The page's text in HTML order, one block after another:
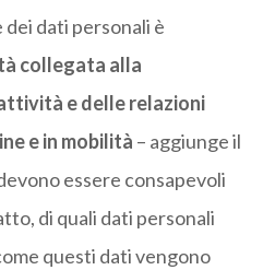
dei dati personali è
collegata alla
e delle relazioni
e in mobilità – aggiunge il
essere consapevoli
di quali dati personali
questi dati vengono